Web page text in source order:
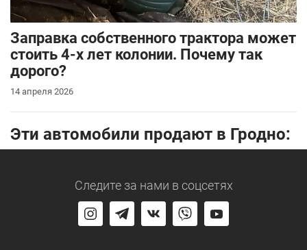
Заправка собственного трактора может
стоить 4-х лет колонии. Почему так
дорого?
14 апреля 2026
Эти автомобили продают в Гродно:
Следите за нами в соцсетях